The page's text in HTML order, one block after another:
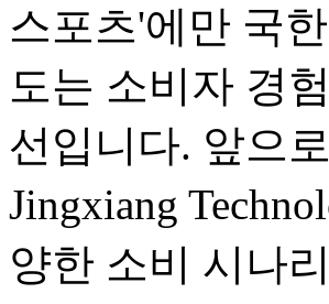
스포츠'에만 국
도는 소비자 경
선입니다. 앞으
Jingxiang
양한 소비 시나